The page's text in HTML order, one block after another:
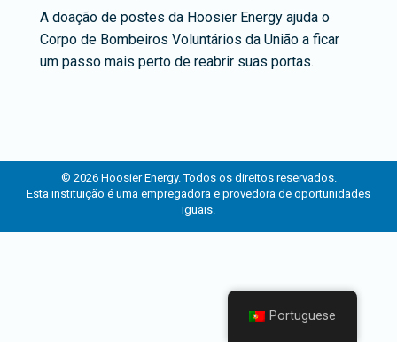
A doação de postes da Hoosier Energy ajuda o
Corpo de Bombeiros Voluntários da União a ficar
um passo mais perto de reabrir suas portas.
© 2026 Hoosier Energy. Todos os direitos reservados.
Esta instituição é uma empregadora e provedora de oportunidades
iguais.
Portuguese